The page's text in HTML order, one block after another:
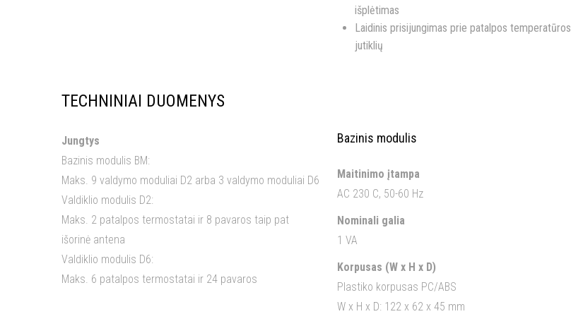
išplėtimas
Laidinis prisijungimas prie patalpos temperatūros
jutiklių
TECHNINIAI DUOMENYS
Jungtys
Bazinis modulis BM:
Maks. 9 valdymo moduliai D2 arba 3 valdymo moduliai D6
Valdiklio modulis D2:
Maks. 2 patalpos termostatai ir 8 pavaros taip pat
išorinė antena
Valdiklio modulis D6:
Maks. 6 patalpos termostatai ir 24 pavaros
Bazinis modulis
Maitinimo įtampa
AC 230 C, 50-60 Hz
Nominali galia
1 VA
Korpusas (W x H x D)
Plastiko korpusas PC/ABS
W x H x D: 122 x 62 x 45 mm